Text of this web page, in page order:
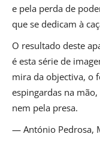
e pela perda de
que se dedicam à
O resultado deste
é esta série de
mira da objectiva, o
espingardas na mão,
nem pela presa.
— António Pedrosa,